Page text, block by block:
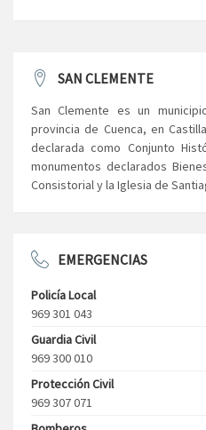
SAN CLEMENTE
San Clemente es un
provincia de Cuenca, en
declarada como Conjunto
monumentos declarados
Consistorial y la Iglesia de
EMERGENCIAS
Policía Local
969 301 043
Guardia Civil
969 300 010
Protección Civil
969 307 071